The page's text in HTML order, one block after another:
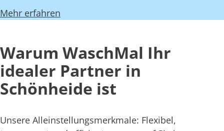
Mehr erfahren
Warum WaschMal Ihr
idealer Partner in
Schönheide ist
Unsere Alleinstellungsmerkmale: Flexibel,